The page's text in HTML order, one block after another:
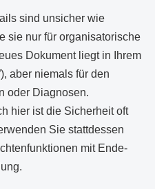
sind unsicher wie
sie nur für organisatorische
Dokument liegt in Ihrem
aber niemals für den
oder Diagnosen.
hier ist die Sicherheit oft
Sie stattdessen
mit Ende-